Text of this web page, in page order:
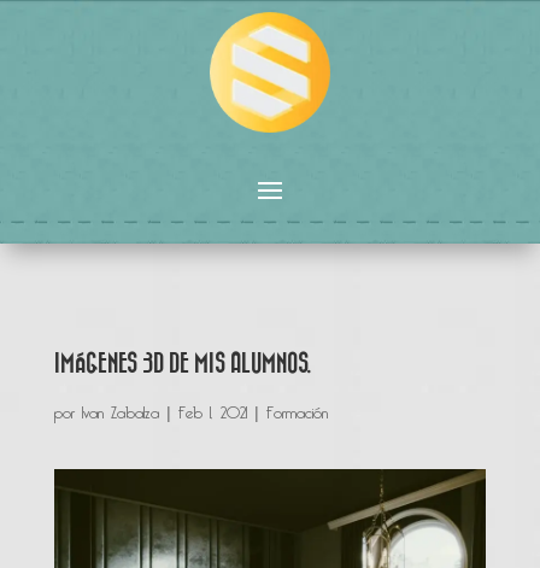
IMÁGENES 3D DE MIS ALUMNOS.
por Ivan Zabalza| Feb 1, 2021| Formación